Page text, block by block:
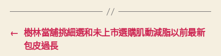
← 樹林當舖挑細選和未上市選購肌動減脂以前最新
包皮過長